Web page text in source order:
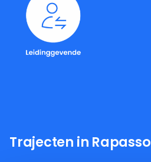
Trajecten in Rapasso